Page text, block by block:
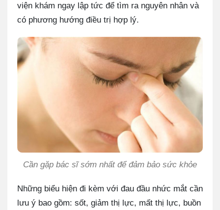
viện khám ngay lập tức để tìm ra nguyên nhân và
có phương hướng điều trị hợp lý.
Cần gặp bác sĩ sớm nhất để đảm bảo sức khỏe
Những biểu hiện đi kèm với đau đầu nhức mắt cần
lưu ý bao gồm: sốt, giảm thị lực, mất thị lực, buồn